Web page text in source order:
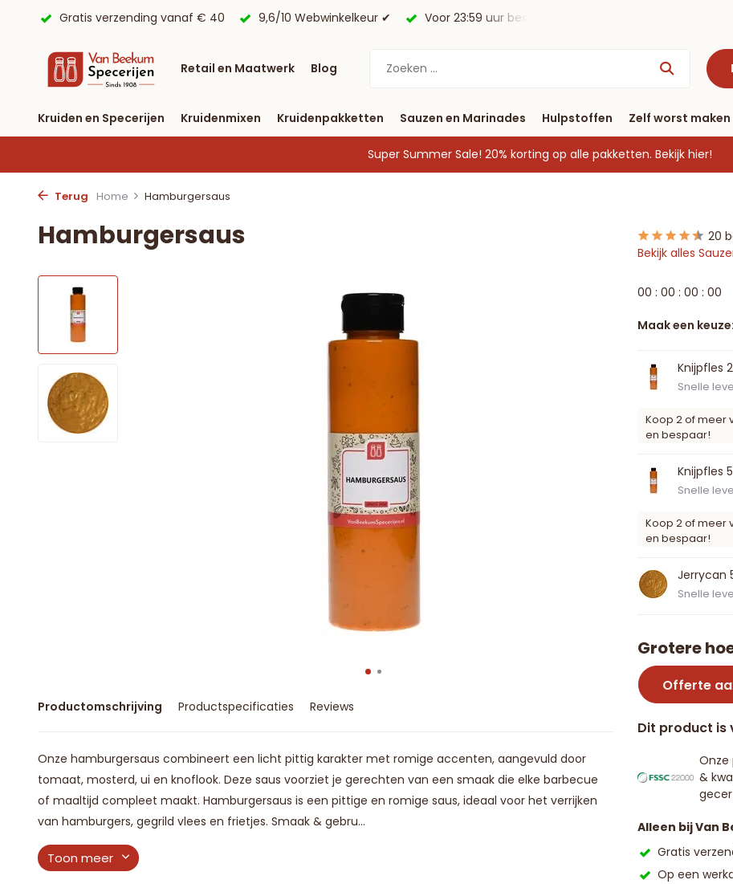
vanaf € 40 9,6/10 Webwinkelkeur ✔ Voor 23:59 uur besteld, morgen in huis*.
Retail en Maatwerk Blog
Kruiden en Specerijen Kruidenmixen Kruidenpakketten Sauzen en Marinades Hulpstoffen Zelf worst maken
Super Summer Sale! 20% korting op alle pakketten. Bekijk hier!
Terug Home Hamburgersaus
Hamburgersaus
Productomschrijving Productspecificaties Reviews
Onze hamburgersaus combineert een licht pittig karakter met romige accenten, aangevuld door
tomaat, mosterd, ui en knoflook. Deze saus voorziet je gerechten van een smaak die elke barbecue
of maaltijd compleet maakt. Hamburgersaus is een pittige en romige saus, ideaal voor het verrijken
van hamburgers, gegrild vlees en frietjes. Smaak & gebru...
Toon meer
20
Bekijk alles
00 : 00 : 00 : 00
Maak een keuze:
Knijpfles
Snelle
Koop 2 of meer
en bespaar!
Knijpfles
Snelle
Koop 2 of meer
en bespaar!
Jerrycan
Snelle
Grotere
Offerte
Dit product is
Onze
&
Alleen bij Van
Gratis
Op een